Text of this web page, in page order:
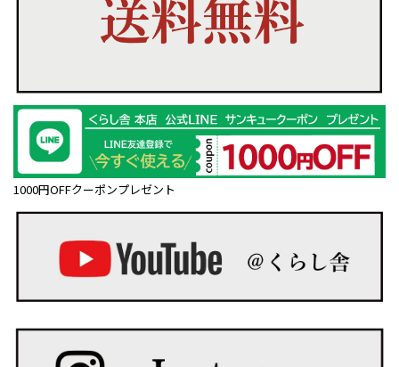
1000円OFFクーポンプレゼント